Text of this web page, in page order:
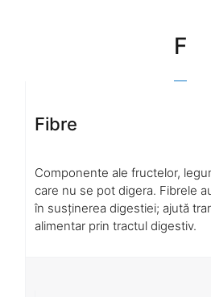
F
Fibre
Componente ale fructelor,
care nu se pot digera. Fibrele
în susținerea digestiei; ajută
alimentar prin tractul digestiv.